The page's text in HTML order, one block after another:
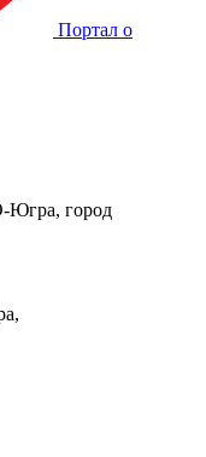
Портал о
Югра, город